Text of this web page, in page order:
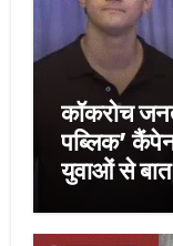
कॉकरोच
पब्लिक’
युवाओं से बात